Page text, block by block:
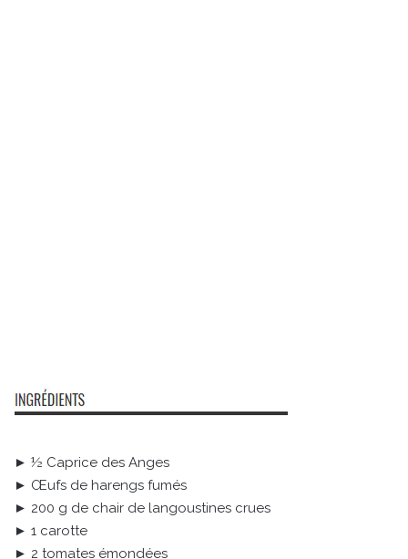
► ½ Caprice des Anges
► Œufs de harengs fumés
► 200 g de chair de langoustines crues
► 1 carotte
► 2 tomates émondées